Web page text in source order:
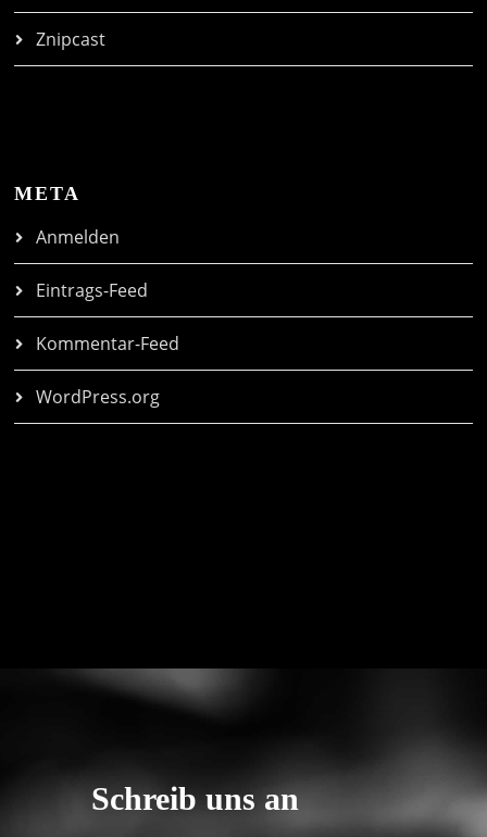
Znipcast
META
Anmelden
Eintrags-Feed
Kommentar-Feed
WordPress.org
Schreib uns an